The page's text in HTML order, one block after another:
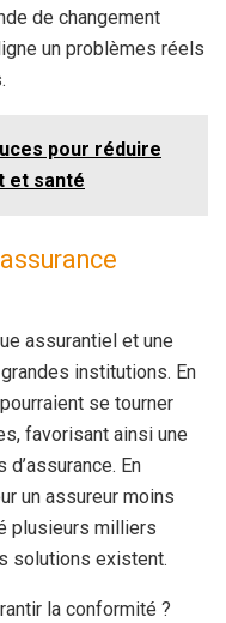
de changement
un problèmes réels
pour réduire
et santé
assurantiel et une
institutions. En
se tourner
favorisant ainsi une
En
un assureur moins
plusieurs milliers
solutions existent.
la conformité ?